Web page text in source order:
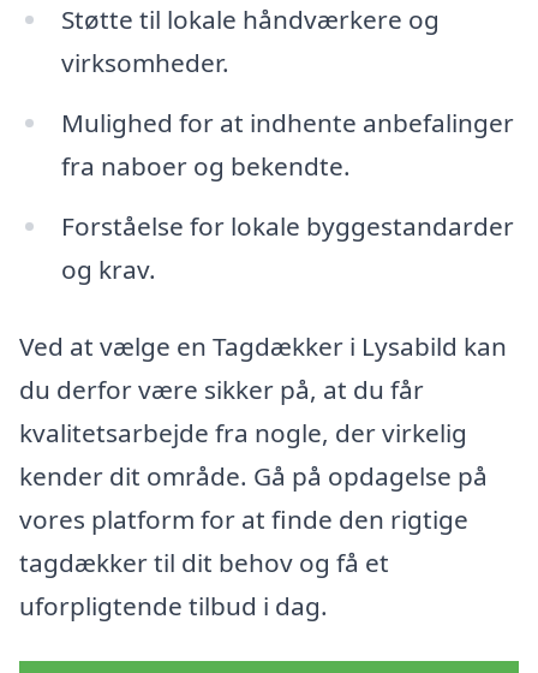
Støtte til lokale håndværkere og
virksomheder.
Mulighed for at indhente anbefalinger
fra naboer og bekendte.
Forståelse for lokale byggestandarder
og krav.
Ved at vælge en Tagdækker i Lysabild kan
du derfor være sikker på, at du får
kvalitetsarbejde fra nogle, der virkelig
kender dit område. Gå på opdagelse på
vores platform for at finde den rigtige
tagdækker til dit behov og få et
uforpligtende tilbud i dag.